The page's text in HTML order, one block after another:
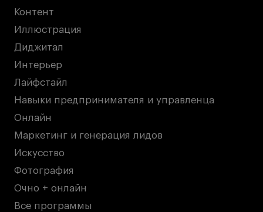
Контент
Иллюстрация
Диджитал
Интерьер
Лайфстайл
Навыки предпринимателя и управленца
Онлайн
Маркетинг и генерация лидов
Искусство
Фотография
Очно + онлайн
Все программы